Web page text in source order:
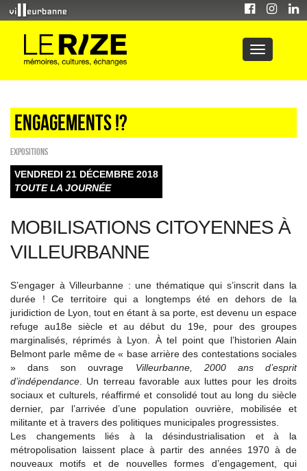
Engagements !?
EXPOSITIONS
VENDREDI 21 DÉCEMBRE 2018
TOUTE LA JOURNÉE
MOBILISATIONS CITOYENNES À
VILLEURBANNE
S’engager à Villeurbanne : une thématique qui s’inscrit dans la
durée ! Ce territoire qui a longtemps été en dehors de la
juridiction de Lyon, tout en étant à sa porte, est devenu un espace
refuge au18e siècle et au début du 19e, pour des groupes
marginalisés, réprimés à Lyon. À tel point que l’historien Alain
Belmont parle même de « base arrière des contestations sociales
» dans son ouvrage Villeurbanne, 2000 ans d’esprit
d’indépendance . Un terreau favorable aux luttes pour les droits
sociaux et culturels, réaffirmé et consolidé tout au long du siècle
dernier, par l’arrivée d’une population ouvrière, mobilisée et
militante et à travers des politiques municipales progressistes.
Les changements liés à la désindustrialisation et à la
métropolisation laissent place à partir des années 1970 à de
nouveaux motifs et de nouvelles formes d’engagement, qui